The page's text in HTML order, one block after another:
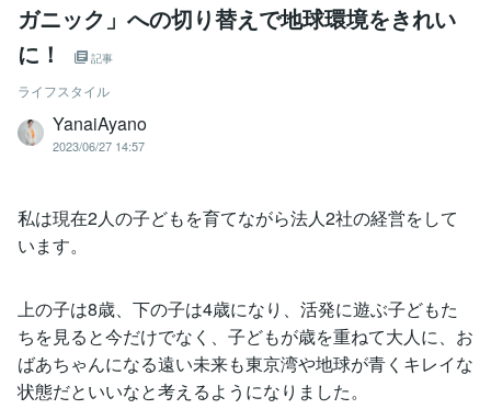
ガニック」への切り替えで地球環境をきれい
に！
記事
ライフスタイル
YanaiAyano
2023/06/27 14:57
私は現在2人の子どもを育てながら法人2社の経営をして
います。
上の子は8歳、下の子は4歳になり、活発に遊ぶ子どもた
ちを見ると今だけでなく、子どもが歳を重ねて大人に、お
ばあちゃんになる遠い未来も東京湾や地球が青くキレイな
状態だといいなと考えるようになりました。